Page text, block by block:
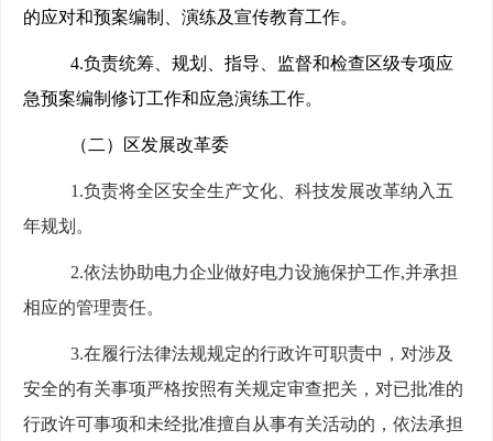
的应对和预案编制、演练及宣传教育工作。
4.负责统筹、规划、指导、监督和检查区级专项应
急预案编制修订工作和应急演练工作。
（二）区发展改革委
1.负责将全区安全生产文化、科技发展改革纳入五
年规划。
2.依法协助电力企业做好电力设施保护工作,并承担
相应的管理责任。
3.在履行法律法规规定的行政许可职责中，对涉及
安全的有关事项严格按照有关规定审查把关，对已批准的
行政许可事项和未经批准擅自从事有关活动的，依法承担